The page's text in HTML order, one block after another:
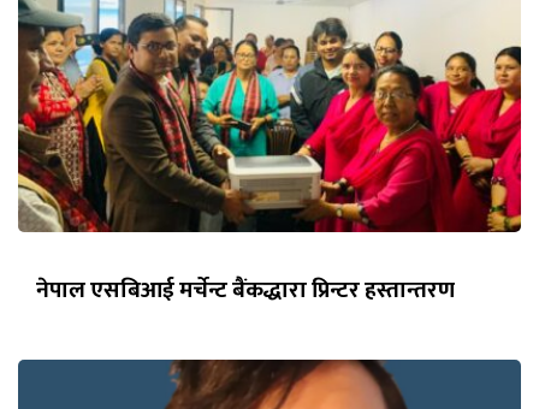
नेपाल एसबिआई मर्चेन्ट बैंकद्धारा प्रिन्टर हस्तान्तरण